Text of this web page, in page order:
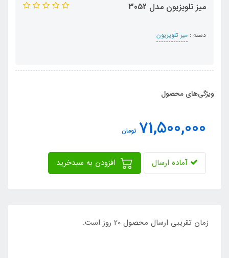
میز تلویزیون مدل 3052
دسته : میز تلویزیون
ویژگی‌های محصول
71,500,000 تومان
آماده ارسال
زمان تقریبی ارسال محصول 20 روز است.